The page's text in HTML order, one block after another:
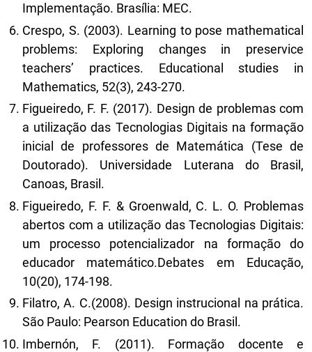
Implementação. Brasília: MEC.
Crespo, S. (2003). Learning to pose mathematical
problems: Exploring changes in preservice
teachers’ practices. Educational studies in
Mathematics, 52(3), 243-270.
Figueiredo, F. F. (2017). Design de problemas com
a utilização das Tecnologias Digitais na formação
inicial de professores de Matemática (Tese de
Doutorado). Universidade Luterana do Brasil,
Canoas, Brasil.
Figueiredo, F. F. & Groenwald, C. L. O. Problemas
abertos com a utilização das Tecnologias Digitais:
um processo potencializador na formação do
educador matemático.Debates em Educação,
10(20), 174-198.
Filatro, A. C.(2008). Design instrucional na prática.
São Paulo: Pearson Education do Brasil.
Imbernón, F. (2011). Formação docente e